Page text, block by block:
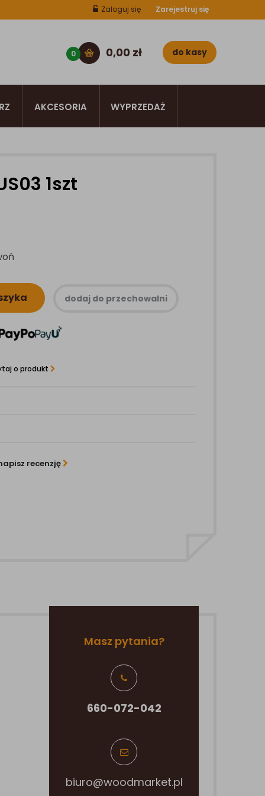
Zaloguj się Zarejestruj się
0 0,00 zł do kasy
AKCESORIA WYPRZEDAŻ
1szt
dodaj do przechowalni
o produkt
recenzję
Masz pytania?
660-072-042
biuro@woodmarket.pl